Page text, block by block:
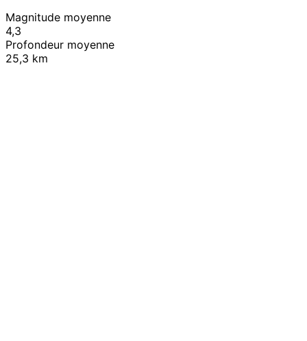
Magnitude moyenne
4,3
Profondeur moyenne
25,3 km